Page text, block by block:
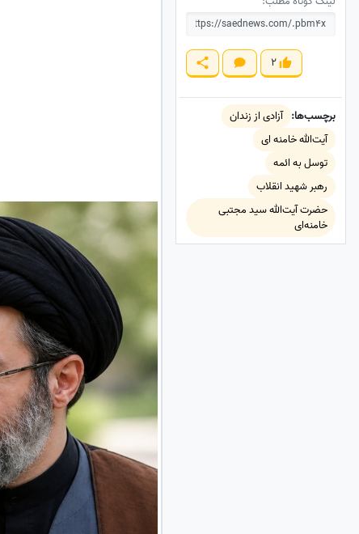
2
برچسب‌ها: آزادی از زندان
آیت‌الله خامنه ای
توسل به ائمه
رهبر شهید انقلاب
حضرت آیت‌الله سید مجتبی
خامنه‌ای